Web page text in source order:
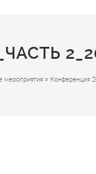
мероприятия » Конференция